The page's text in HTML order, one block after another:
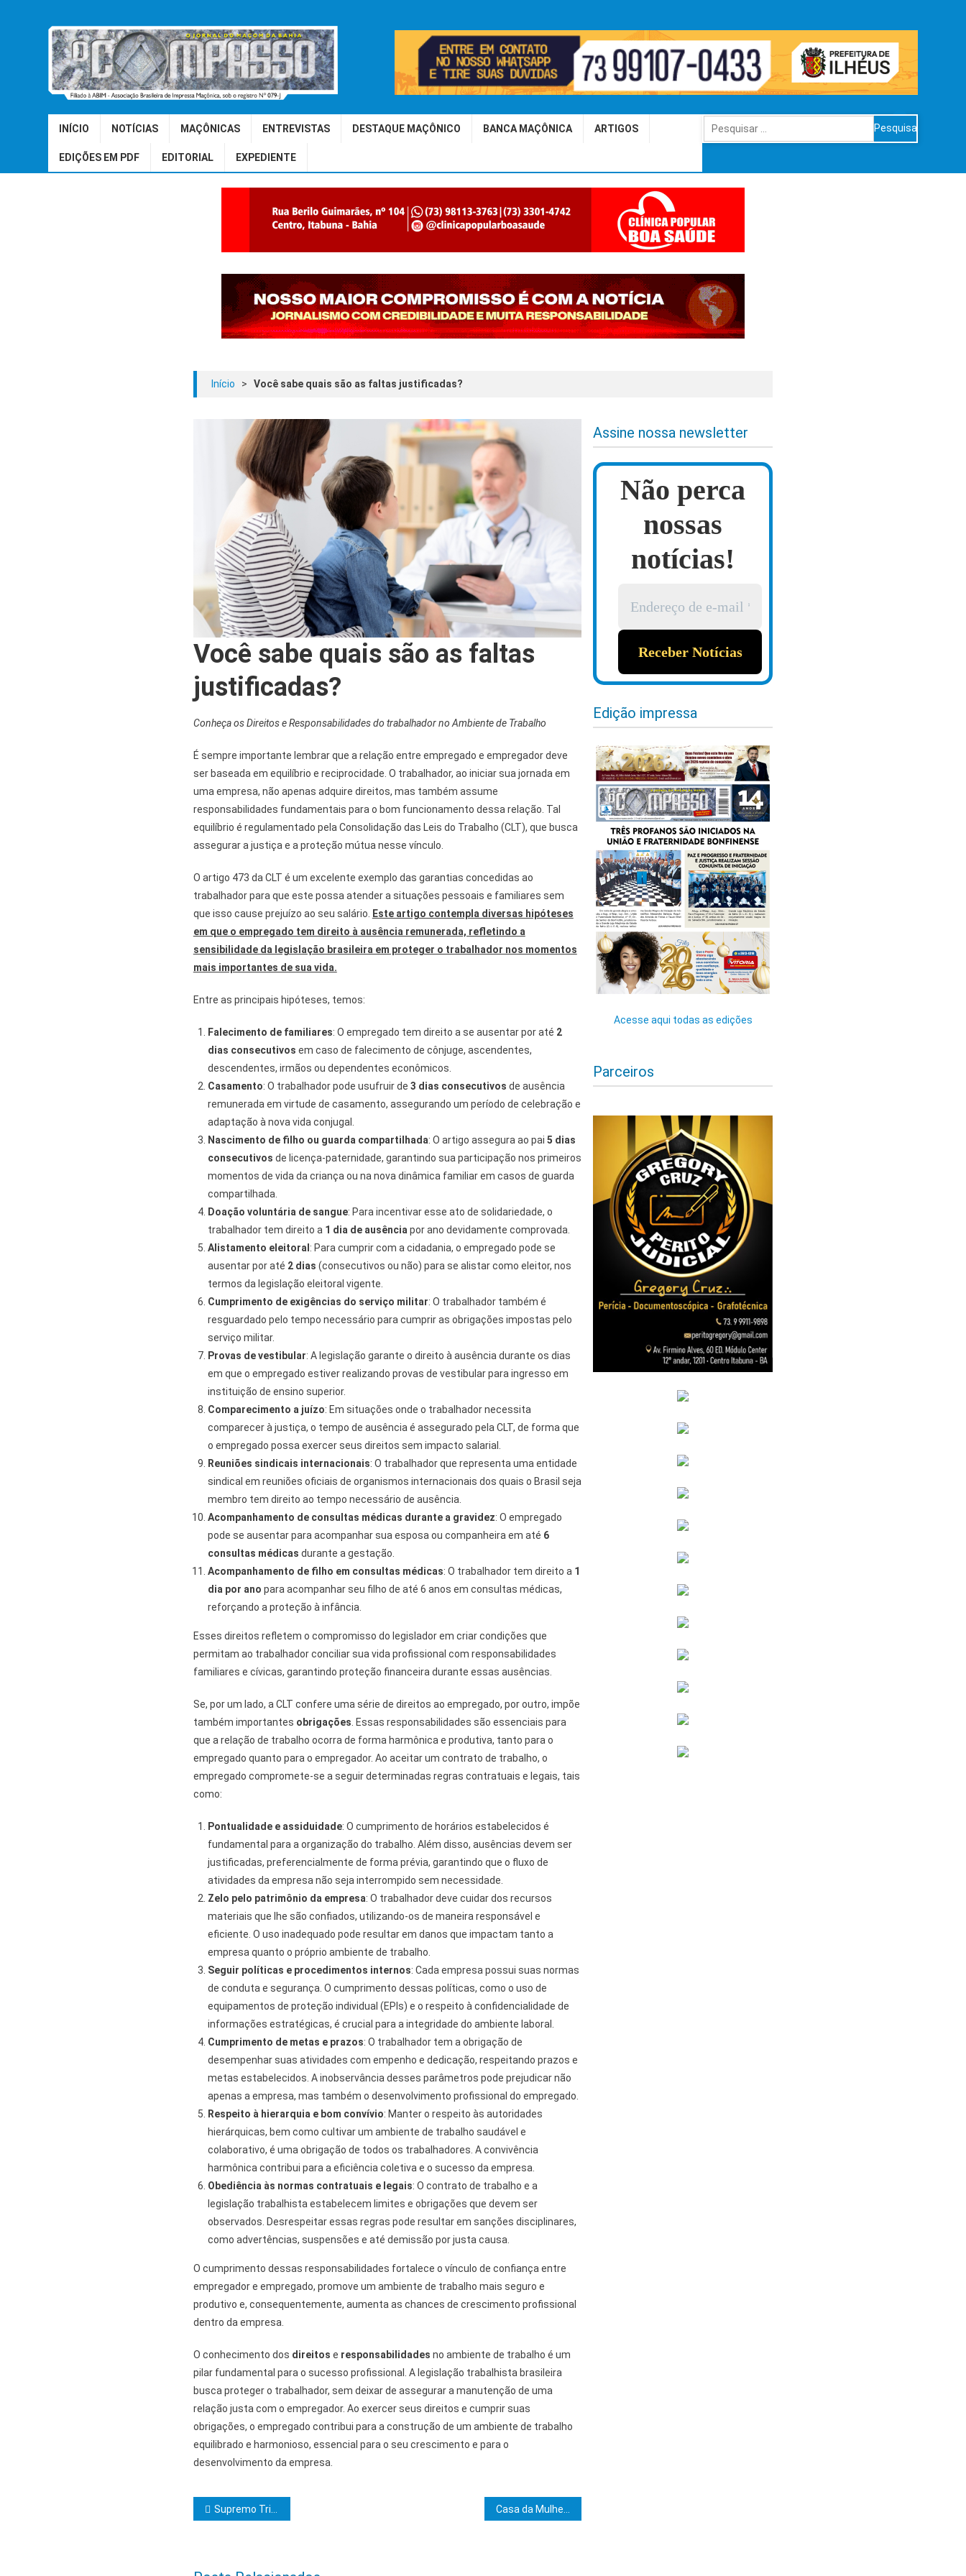
INÍCIO NOTÍCIAS MAÇÔNICAS ENTREVISTAS DESTAQUE MAÇÔNICO BANCA MAÇÔNICA ARTIGOS
EDIÇÕES EM PDF EDITORIAL EXPEDIENTE
Pesquisar
por:
Início > Você sabe quais são as faltas justificadas?
Você sabe quais são as faltas
justificadas?
Conheça os Direitos e Responsabilidades do trabalhador no Ambiente de Trabalho
É sempre importante lembrar que a relação entre empregado e empregador deve
ser baseada em equilíbrio e reciprocidade. O trabalhador, ao iniciar sua jornada em
uma empresa, não apenas adquire direitos, mas também assume
responsabilidades fundamentais para o bom funcionamento dessa relação. Tal
equilíbrio é regulamentado pela Consolidação das Leis do Trabalho (CLT), que busca
assegurar a justiça e a proteção mútua nesse vínculo.
O artigo 473 da CLT é um excelente exemplo das garantias concedidas ao
trabalhador para que este possa atender a situações pessoais e familiares sem
que isso cause prejuízo ao seu salário.
Este artigo contempla diversas hipóteses
em que o empregado tem direito à ausência remunerada, refletindo a
sensibilidade da legislação brasileira em proteger o trabalhador nos momentos
mais importantes de sua vida.
Entre as principais hipóteses, temos:
Falecimento de familiares: O empregado tem direito a se ausentar por até 2
dias consecutivos em caso de falecimento de cônjuge, ascendentes,
descendentes, irmãos ou dependentes econômicos.
Casamento: O trabalhador pode usufruir de 3 dias consecutivos de ausência
remunerada em virtude de casamento, assegurando um período de celebração e
adaptação à nova vida conjugal.
Nascimento de filho ou guarda compartilhada: O artigo assegura ao pai 5 dias
consecutivos de licença-paternidade, garantindo sua participação nos primeiros
momentos de vida da criança ou na nova dinâmica familiar em casos de guarda
compartilhada.
Doação voluntária de sangue: Para incentivar esse ato de solidariedade, o
trabalhador tem direito a 1 dia de ausência por ano devidamente comprovada.
Alistamento eleitoral : Para cumprir com a cidadania, o empregado pode se
ausentar por até 2 dias (consecutivos ou não) para se alistar como eleitor, nos
termos da legislação eleitoral vigente.
Cumprimento de exigências do serviço militar: O trabalhador também é
resguardado pelo tempo necessário para cumprir as obrigações impostas pelo
serviço militar.
Provas de vestibular: A legislação garante o direito à ausência durante os dias
em que o empregado estiver realizando provas de vestibular para ingresso em
instituição de ensino superior.
Comparecimento a juízo: Em situações onde o trabalhador necessita
comparecer à justiça, o tempo de ausência é assegurado pela CLT, de forma que
o empregado possa exercer seus direitos sem impacto salarial.
Reuniões sindicais internacionais: O trabalhador que representa uma entidade
sindical em reuniões oficiais de organismos internacionais dos quais o Brasil seja
membro tem direito ao tempo necessário de ausência.
Acompanhamento de consultas médicas durante a gravidez: O empregado
pode se ausentar para acompanhar sua esposa ou companheira em até 6
consultas médicas durante a gestação.
Acompanhamento de filho em consultas médicas: O trabalhador tem direito a 1
dia por ano para acompanhar seu filho de até 6 anos em consultas médicas,
reforçando a proteção à infância.
Esses direitos refletem o compromisso do legislador em criar condições que
permitam ao trabalhador conciliar sua vida profissional com responsabilidades
familiares e cívicas, garantindo proteção financeira durante essas ausências.
Se, por um lado, a CLT confere uma série de direitos ao empregado, por outro, impõe
também importantes obrigações . Essas responsabilidades são essenciais para
que a relação de trabalho ocorra de forma harmônica e produtiva, tanto para o
empregado quanto para o empregador. Ao aceitar um contrato de trabalho, o
empregado compromete-se a seguir determinadas regras contratuais e legais, tais
como:
Pontualidade e assiduidade: O cumprimento de horários estabelecidos é
fundamental para a organização do trabalho. Além disso, ausências devem ser
justificadas, preferencialmente de forma prévia, garantindo que o fluxo de
atividades da empresa não seja interrompido sem necessidade.
Zelo pelo patrimônio da empresa: O trabalhador deve cuidar dos recursos
materiais que lhe são confiados, utilizando-os de maneira responsável e
eficiente. O uso inadequado pode resultar em danos que impactam tanto a
empresa quanto o próprio ambiente de trabalho.
Seguir políticas e procedimentos internos: Cada empresa possui suas normas
de conduta e segurança. O cumprimento dessas políticas, como o uso de
equipamentos de proteção individual (EPIs) e o respeito à confidencialidade de
informações estratégicas, é crucial para a integridade do ambiente laboral.
Cumprimento de metas e prazos: O trabalhador tem a obrigação de
desempenhar suas atividades com empenho e dedicação, respeitando prazos e
metas estabelecidos. A inobservância desses parâmetros pode prejudicar não
apenas a empresa, mas também o desenvolvimento profissional do empregado.
Respeito à hierarquia e bom convívio: Manter o respeito às autoridades
hierárquicas, bem como cultivar um ambiente de trabalho saudável e
colaborativo, é uma obrigação de todos os trabalhadores. A convivência
harmônica contribui para a eficiência coletiva e o sucesso da empresa.
Obediência às normas contratuais e legais: O contrato de trabalho e a
legislação trabalhista estabelecem limites e obrigações que devem ser
observados. Desrespeitar essas regras pode resultar em sanções disciplinares,
como advertências, suspensões e até demissão por justa causa.
O cumprimento dessas responsabilidades fortalece o vínculo de confiança entre
empregador e empregado, promove um ambiente de trabalho mais seguro e
produtivo e, consequentemente, aumenta as chances de crescimento profissional
dentro da empresa.
O conhecimento dos direitos e responsabilidades no ambiente de trabalho é um
pilar fundamental para o sucesso profissional. A legislação trabalhista brasileira
busca proteger o trabalhador, sem deixar de assegurar a manutenção de uma
relação justa com o empregador. Ao exercer seus direitos e cumprir suas
obrigações, o empregado contribui para a construção de um ambiente de trabalho
equilibrado e harmonioso, essencial para o seu crescimento e para o
desenvolvimento da empresa.
Navegação de Post
Supremo Tribunal Federal mantém decisão que encerra revisão da vida toda para aposentados do INSS
Assine nossa newsletter
Não perca
nossas
notícias!
Edição impressa
Acesse aqui todas as edições
Parceiros